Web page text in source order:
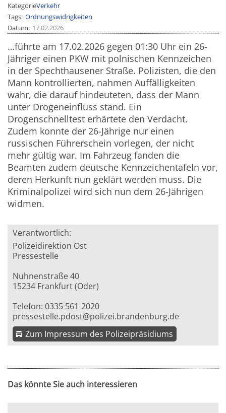
KategorieVerkehr
Tags Ordnungswidrigkeiten
Datum 17.02.2026
…führte am 17.02.2026 gegen 01:30 Uhr ein 26-
Jähriger einen PKW mit polnischen Kennzeichen
in der Spechthausener Straße. Polizisten, die den
Mann kontrollierten, nahmen Auffälligkeiten
wahr, die darauf hindeuteten, dass der Mann
unter Drogeneinfluss stand. Ein
Drogenschnelltest erhärtete den Verdacht.
Zudem konnte der 26-Jährige nur einen
russischen Führerschein vorlegen, der nicht
mehr gültig war. Im Fahrzeug fanden die
Beamten zudem deutsche Kennzeichentafeln vor,
deren Herkunft nun geklärt werden muss. Die
Kriminalpolizei wird sich nun dem 26-Jährigen
widmen.
Verantwortlich:
Polizeidirektion Ost
Pressestelle
Nuhnenstraße 40
15234 Frankfurt (Oder)
Telefon: 0335 561-2020
pressestelle.pdost@polizei.brandenburg.de
Zum Impressum des Polizeipräsidiums
Das könnte Sie auch interessieren